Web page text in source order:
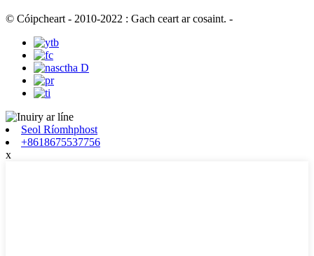
© Cóipcheart - 2010-2022 : Gach ceart ar cosaint. -
Seol Ríomhphost
+8618675537756
x